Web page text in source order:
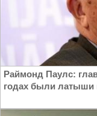
Раймонд Паулс:
годах были латыши